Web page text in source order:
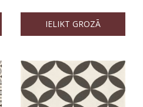
IELIKT GROZĀ